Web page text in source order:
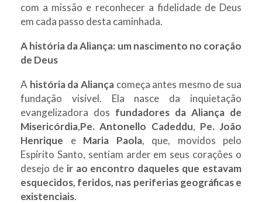
com a missão e reconhecer a fidelidade de Deus
em cada passo desta caminhada.
A história da Aliança: um nascimento no coração
de Deus
A história da Aliançacomeça antes mesmo de sua
fundação visível. Ela nasce da inquietação
evangelizadora dos fundadores da Aliança de
Misericórdia,Pe. Antonello Cadeddu, Pe. João
Henrique e Maria Paola, que, movidos pelo
Espírito Santo, sentiam arder em seus corações o
desejo de ir ao encontro daqueles que estavam
esquecidos, feridos, nas periferias geográficas e
existenciais.